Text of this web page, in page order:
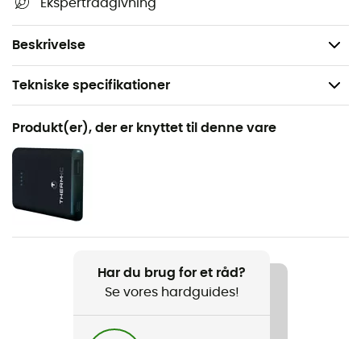
Ekspertrådgivning
Beskrivelse
Kompatibel Powerbank-batteri:Batterie Slim Universal
PowerBank
Tekniske specifikationer
Anbefales til
Vandreture / Det daglige liv / Ski
Køn
Produkt
Produkt(er), der er knyttet til denne vare
Har du brug for et råd?
Se vores hardguides!